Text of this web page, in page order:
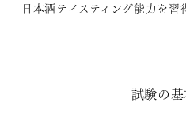
日本酒テイスティング能力を習
試験の